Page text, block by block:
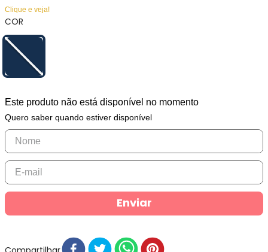
Clique e veja!
COR
Este produto não está disponível no momento
Quero saber quando estiver disponível
Enviar